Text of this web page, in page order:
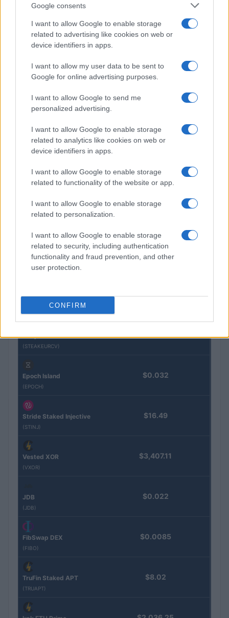
Google consents
I want to allow Google to enable storage
related to advertising like cookies on web or
device identifiers in apps.
I want to allow my user data to be sent to
Google for online advertising purposes.
I want to allow Google to send me
personalized advertising.
I want to allow Google to enable storage
related to analytics like cookies on web or
device identifiers in apps.
I want to allow Google to enable storage
related to functionality of the website or app.
I want to allow Google to enable storage
related to personalization.
I want to allow Google to enable storage
related to security, including authentication
functionality and fraud prevention, and other
user protection.
CONFIRM
Cash management personale con il sistema a bucket: guida
QUOTAZIONI CRYPTO
Nome Prezzo
Gold (Terra
(PAXG)
$4,187.30
(KBTC)
Morpho Vault
(STEAKEURCV)
Epoch Island
(EPOCH)
$0.032
Stride Staked Injective
(STINJ)
$16.49
Vested XOR
(VXOR)
$3,407.11
JDB
(JDB)
$0.022
FibSwap DEX
(FIBO)
$0.0085
TruFin Staked APT
(TRUAPT)
$8.02